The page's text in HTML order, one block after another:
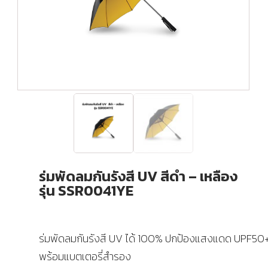
ร่มพัดลมกันรังสี UV สีดำ – เหลือง
รุ่น SSR0041YE
ร่มพัดลมกันรังสี UV ได้ 100% ปกป้องแสงแดด
พร้อมแบตเตอรี่สำรอง